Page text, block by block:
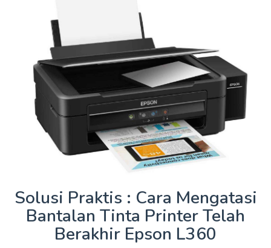
Solusi Praktis : Cara Mengatasi
Bantalan Tinta Printer Telah
Berakhir Epson L360